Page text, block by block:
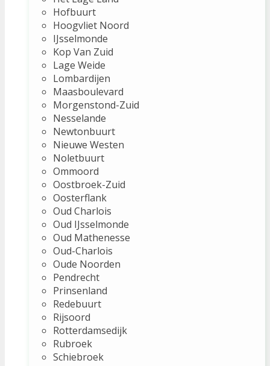
Hofbuurt
Hoogvliet Noord
IJsselmonde
Kop Van Zuid
Lage Weide
Lombardijen
Maasboulevard
Morgenstond-Zuid
Nesselande
Newtonbuurt
Nieuwe Westen
Noletbuurt
Ommoord
Oostbroek-Zuid
Oosterflank
Oud Charlois
Oud IJsselmonde
Oud Mathenesse
Oud-Charlois
Oude Noorden
Pendrecht
Prinsenland
Redebuurt
Rijsoord
Rotterdamsedijk
Rubroek
Schiebroek